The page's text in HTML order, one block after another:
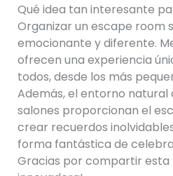
Qué idea tan interesante
Organizar un escape room
emocionante y diferente.
ofrecen una experiencia
todos, desde los más
Además, el entorno natural
salones proporcionan el
crear recuerdos
forma fantástica de
Gracias por compartir